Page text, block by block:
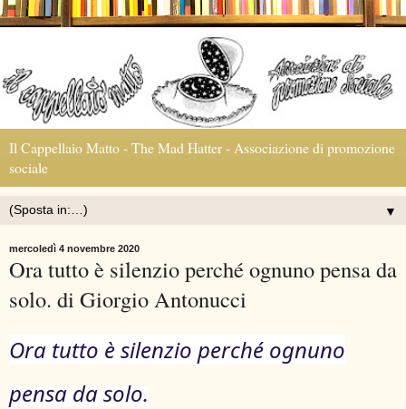
Il Cappellaio Matto - The Mad Hatter - Associazione di promozione
sociale
▼
mercoledì 4 novembre 2020
Ora tutto è silenzio perché ognuno pensa da
solo. di Giorgio Antonucci
Ora tutto è silenzio perché ognuno
pensa da solo.